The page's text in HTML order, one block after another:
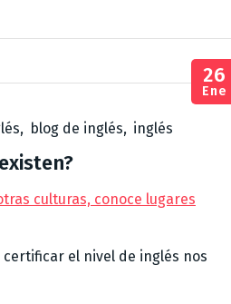
, blog de inglés, inglés
26
Ene
culturas, conoce lugares
el nivel de inglés nos